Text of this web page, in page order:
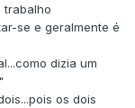
trabalho
se e geralmente é
dizia um
os dois